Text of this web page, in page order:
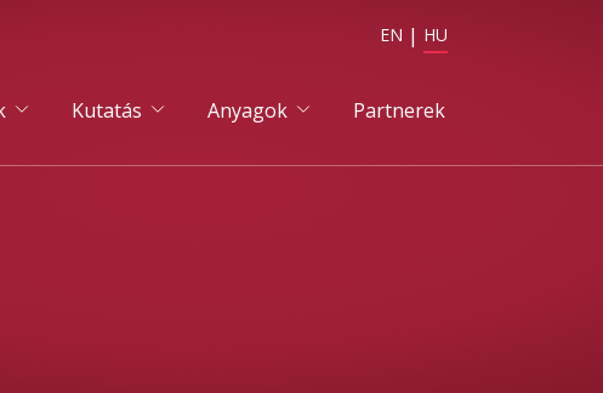
EN HU
Kutatás Anyagok Partnerek